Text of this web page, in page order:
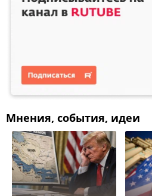
Мнения, события, идеи